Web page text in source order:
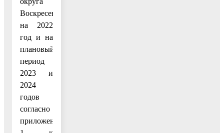
Воскресенск
на 2022
год и на
плановый
период
2023 и
2024
годов
согласно
приложению